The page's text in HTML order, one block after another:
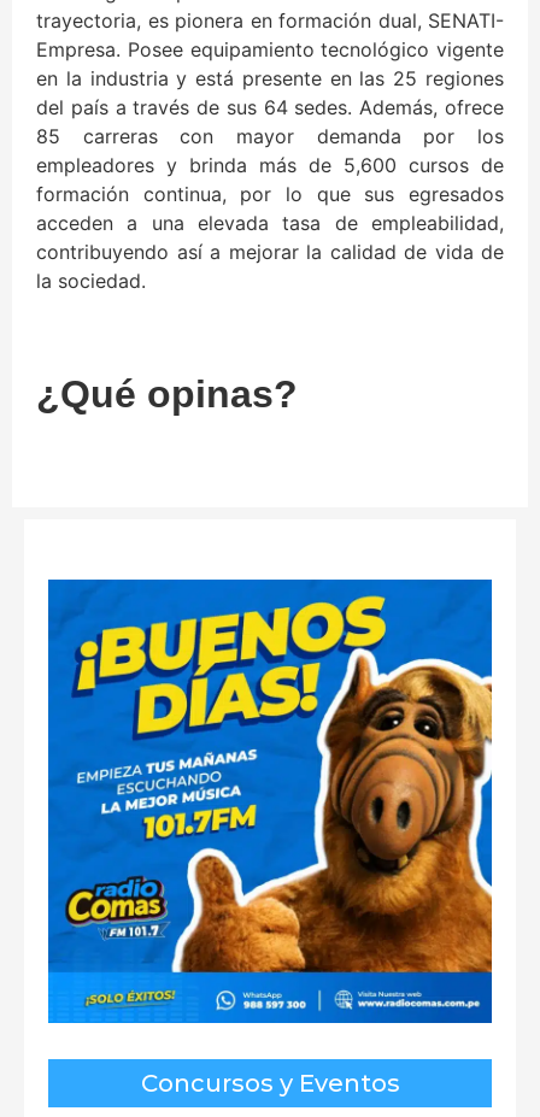
trayectoria, es pionera en formación dual, SENATI-
Empresa. Posee equipamiento tecnológico vigente
en la industria y está presente en las 25 regiones
del país a través de sus 64 sedes. Además, ofrece
85 carreras con mayor demanda por los
empleadores y brinda más de 5,600 cursos de
formación continua, por lo que sus egresados
acceden a una elevada tasa de empleabilidad,
contribuyendo así a mejorar la calidad de vida de
la sociedad.
¿Qué opinas?
Concursos y Eventos